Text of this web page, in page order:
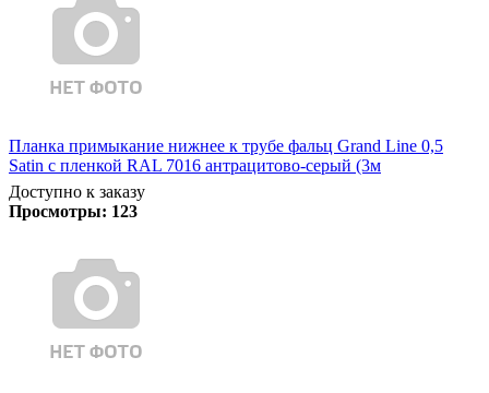
Планка примыкание нижнее к трубе фальц Grand Line 0,5
Satin с пленкой RAL 7016 антрацитово-серый (3м
Доступно к заказу
Просмотры: 123